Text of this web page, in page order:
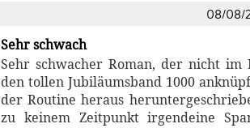
08/08/
Sehr schwach
Sehr schwacher Roman, der nicht im
den tollen Jubiläumsband 1000
der Routine heraus
zu keinem Zeitpunkt irgendeine